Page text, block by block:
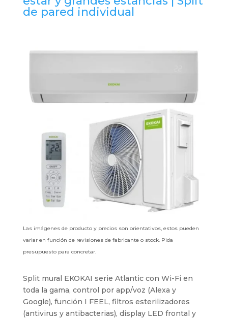
de pared individual
Las imágenes de producto y precios son orientativos, estos pueden
variar en función de revisiones de fabricante o stock. Pida
presupuesto para concretar.
Split mural EKOKAI serie Atlantic con Wi-Fi en
toda la gama, control por app/voz (Alexa y
Google), función I FEEL, filtros esterilizadores
(antivirus y antibacterias), display LED frontal y